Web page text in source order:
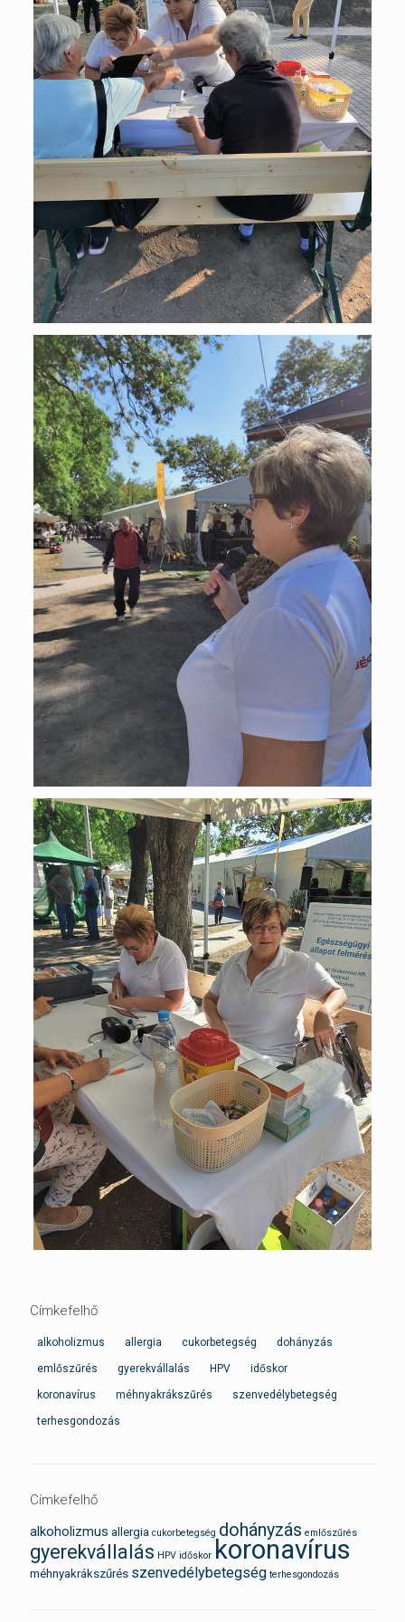
Címkefelhő
alkoholizmus allergia cukorbetegség dohányzás
emlőszűrés gyerekvállalás HPV időskor
koronavírus méhnyakrákszűrés szenvedélybetegség
terhesgondozás
Címkefelhő
alkoholizmus allergia cukorbetegség dohányzás emlőszűrés
gyerekvállalás HPV időskor koronavírus
méhnyakrákszűrés szenvedélybetegség terhesgondozás